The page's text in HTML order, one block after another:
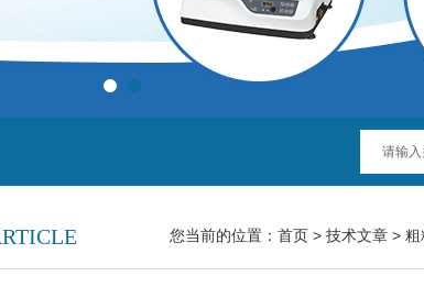
您当前的位置： 首页 > 技术文章 > 粗